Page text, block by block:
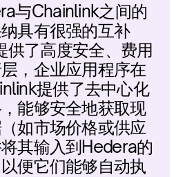
与Chainlink之间的
具有很强的互补
供了高度安全、费用
，企业应用程序在
提供了去中心化
能够安全地获取现
如市场价格或供应
其输入到Hedera的
便它们能够自动执